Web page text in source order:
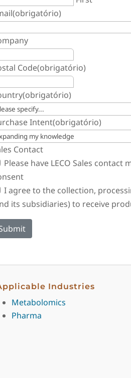
(obrigatório)
Code(obrigatório)
(obrigatório)
Intent(obrigatório)
Contact
Please have LECO Sales contact
I agree to the collection,
its subsidiaries) to receive
Industries
Metabolomics
Pharma